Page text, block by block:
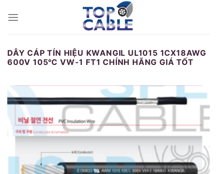
DÂY CÁP TÍN HIỆU KWANGIL UL1015 1CX18AWG
600V 105℃ VW-1 FT1 CHÍNH HÃNG GIÁ TỐT